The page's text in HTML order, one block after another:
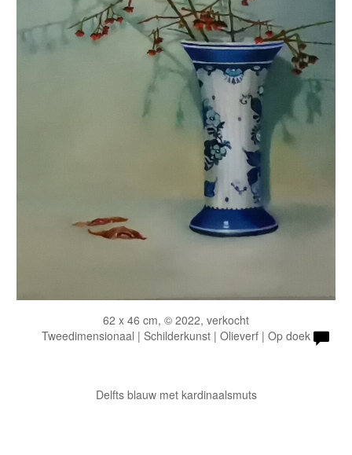
62 x 46 cm, © 2022, verkocht
Tweedimensionaal | Schilderkunst | Olieverf | Op doek
Delfts blauw met kardinaalsmuts